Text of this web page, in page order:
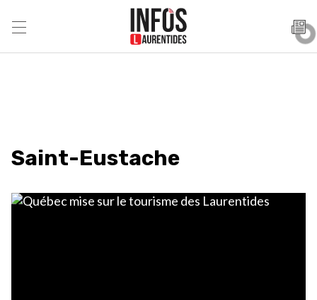
Saint-Eustache